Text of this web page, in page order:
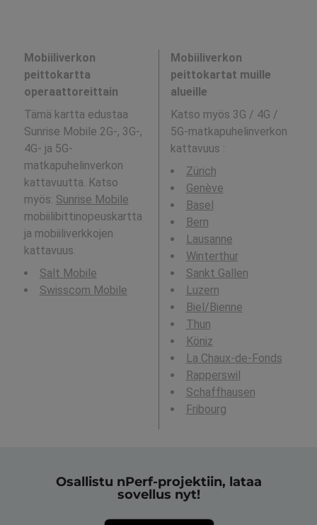
Mobiiliverkon
peittokartta
operaattoreittain
Tämä kartta edustaa
Sunrise Mobile 2G-, 3G-,
4G- ja 5G-
matkapuhelinverkon
kattavuutta. Katso
myös: Sunrise Mobile
mobiilibittinopeuskartta
ja mobiiliverkkojen
kattavuus.
Salt Mobile
Swisscom Mobile
Mobiiliverkon
peittokartat muille
alueille
Katso myös 3G / 4G /
5G-matkapuhelinverkon
kattavuus :
Zürich
Genève
Basel
Bern
Lausanne
Winterthur
Sankt Gallen
Luzern
Biel/Bienne
Thun
Köniz
La Chaux-de-Fonds
Rapperswil
Schaffhausen
Fribourg
Osallistu nPerf-projektiin, lataa
sovellus nyt!